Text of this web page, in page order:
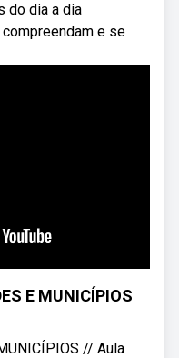
do dia a dia
e se
E MUNICÍPIOS
// Aula